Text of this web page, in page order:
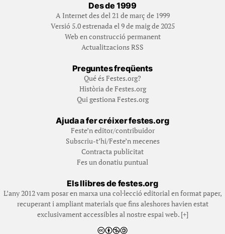
Des de 1999
A Internet des del 21 de març de 1999
Versió 5.0 estrenada el 9 de maig de 2025
Web en construcció permanent
Actualitzacions RSS
Preguntes freqüents
Qué és Festes.org?
Història de Festes.org
Qui gestiona Festes.org
Ajuda a fer créixer festes.org
Feste’n editor/contribuidor
Subscriu-t’hi/Feste’n mecenes
Contracta publicitat
Fes un donatiu puntual
Els llibres de festes.org
L’any 2012 vam posar en marxa una col·lecció editorial en format paper,
recuperant i ampliant materials que fins aleshores havien estat
exclusivament accessibles al nostre espai web. [+]